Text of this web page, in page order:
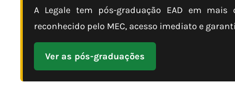
A Legale tem pós-graduação EAD em
reconhecido pelo MEC, acesso imediato e
Ver as pós-graduações